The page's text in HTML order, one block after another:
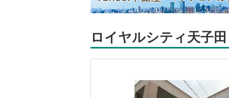
ロイヤルシティ天子田